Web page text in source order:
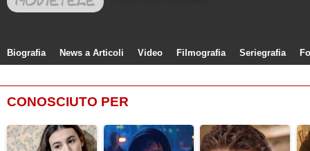
Biografia News a Articoli Video Filmografia Seriegrafia
CONOSCIUTO PER